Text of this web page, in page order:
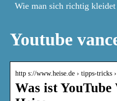
Wie man sich richtig kleidet
Youtube
http s://www.heise.de › tipps-tricks
Was ist YouTube